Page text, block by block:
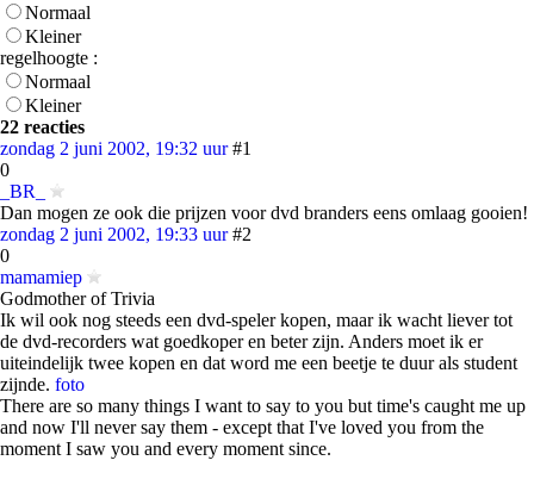
Normaal
Kleiner
regelhoogte :
Normaal
Kleiner
22 reacties
zondag 2 juni 2002, 19:32 uur #1
0
_BR_
Dan mogen ze ook die prijzen voor dvd branders eens omlaag gooien!
zondag 2 juni 2002, 19:33 uur #2
0
mamamiep
Godmother of Trivia
Ik wil ook nog steeds een dvd-speler kopen, maar ik wacht liever tot
de dvd-recorders wat goedkoper en beter zijn. Anders moet ik er
uiteindelijk twee kopen en dat word me een beetje te duur als student
zijnde. foto
There are so many things I want to say to you but time's caught me up
and now I'll never say them - except that I've loved you from the
moment I saw you and every moment since.